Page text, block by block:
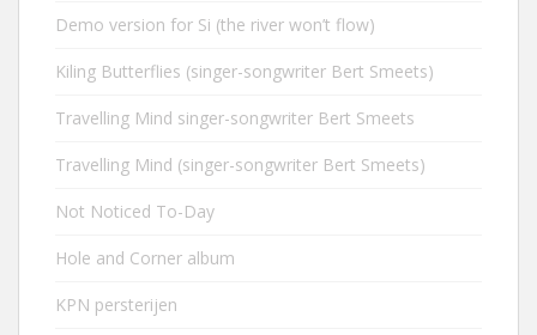
Demo version for Si (the river won’t flow)
Kiling Butterflies (singer-songwriter Bert Smeets)
Travelling Mind singer-songwriter Bert Smeets
Travelling Mind (singer-songwriter Bert Smeets)
Not Noticed To-Day
Hole and Corner album
KPN persterijen